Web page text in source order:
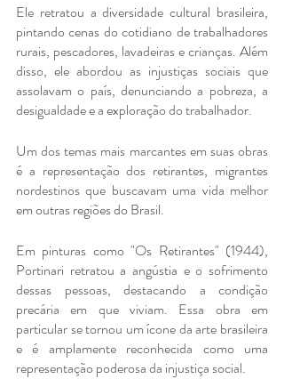
Ele retratou a diversidade cultural brasileira,
pintando cenas do cotidiano de trabalhadores
rurais, pescadores, lavadeiras e crianças. Além
disso, ele abordou as injustiças sociais que
assolavam o país, denunciando a pobreza, a
desigualdade e a exploração do trabalhador.
Um dos temas mais marcantes em suas obras
é a representação dos retirantes, migrantes
nordestinos que buscavam uma vida melhor
em outras regiões do Brasil.
Em pinturas como "Os Retirantes" (1944),
Portinari retratou a angústia e o sofrimento
dessas pessoas, destacando a condição
precária em que viviam. Essa obra em
particular se tornou um ícone da arte brasileira
e é amplamente reconhecida como uma
representação poderosa da injustiça social.